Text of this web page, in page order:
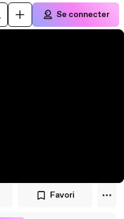
Se connecter
Favori